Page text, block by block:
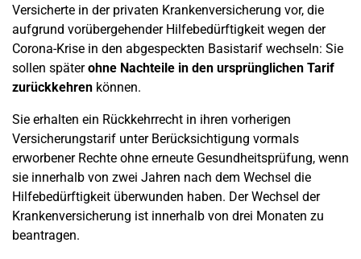
Versicherte in der privaten Krankenversicherung vor, die
aufgrund vorübergehender Hilfebedürftigkeit wegen der
Corona-Krise in den abgespeckten Basistarif wechseln: Sie
sollen späterohne Nachteile in den ursprünglichen Tarif
zurückkehren können.
Sie erhalten ein Rückkehrrecht in ihren vorherigen
Versicherungstarif unter Berücksichtigung vormals
erworbener Rechte ohne erneute Gesundheitsprüfung, wenn
sie innerhalb von zwei Jahren nach dem Wechsel die
Hilfebedürftigkeit überwunden haben. Der Wechsel der
Krankenversicherung ist innerhalb von drei Monaten zu
beantragen.